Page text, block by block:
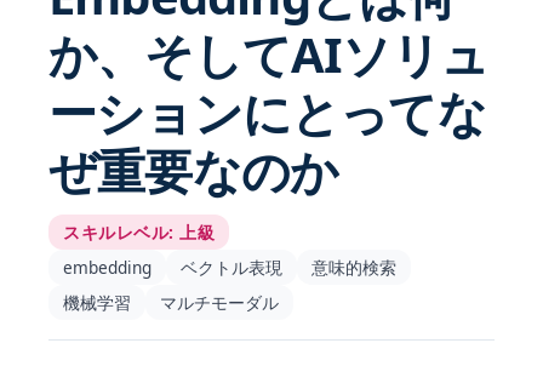
か、そしてAIソリュ
ーションにとってな
ぜ重要なのか
スキルレベル: 上級
embedding
ベクトル表現
意味的検索
機械学習
マルチモーダル